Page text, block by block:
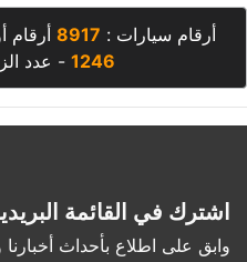
أرقام سيارات : 8917 أرقام
1246 - عدد
اشترك في القائمة
وابق على اطلاع بأحداث